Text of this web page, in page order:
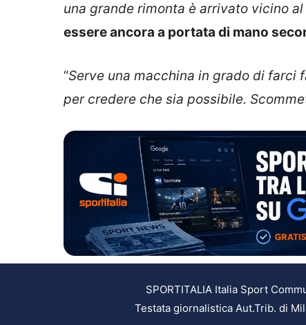
una grande rimonta è arrivato vicino
essere ancora a portata di mano
“Serve una macchina in grado di
per credere che sia possibile.
SPORTITALIA Italia Sport
Testata giornalistica Aut.Trib. di